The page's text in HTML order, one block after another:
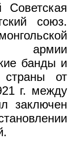
союз.
армии
банды и
страны от
г. между
заключен